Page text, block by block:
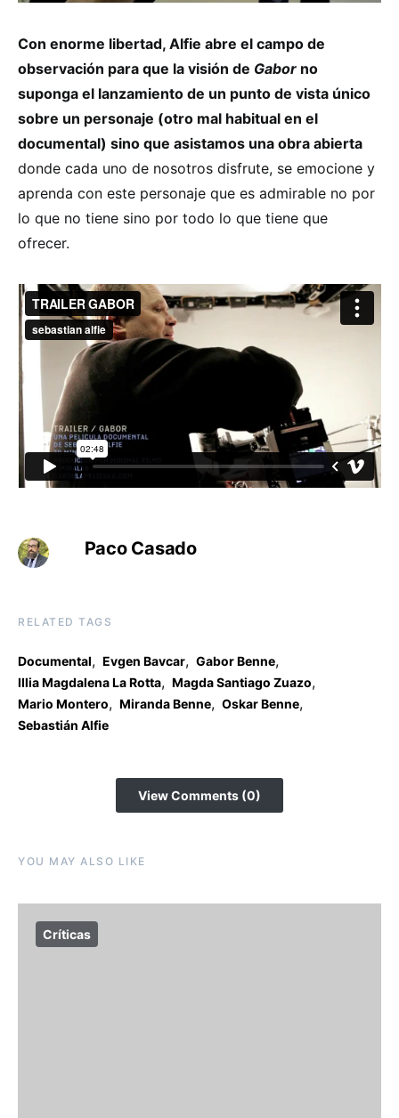
Con enorme libertad, Alfie abre el campo de
observación para que la visión de Gabor no
suponga el lanzamiento de un punto de vista único
sobre un personaje (otro mal habitual en el
documental) sino que asistamos una obra abierta
donde cada uno de nosotros disfrute, se emocione y
aprenda con este personaje que es admirable no por
lo que no tiene sino por todo lo que tiene que
ofrecer.
Paco Casado
RELATED TAGS
Documental, Evgen Bavcar, Gabor Benne,
Illia Magdalena La Rotta, Magda Santiago Zuazo,
Mario Montero, Miranda Benne, Oskar Benne,
Sebastián Alfie
View Comments (0)
YOU MAY ALSO LIKE
Críticas